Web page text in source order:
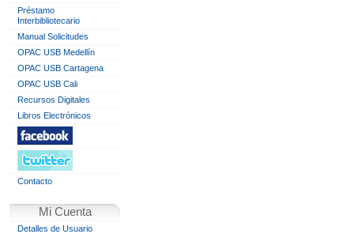
Préstamo
Interbibliotecario
Manual Solicitudes
OPAC USB Medellín
OPAC USB Cartagena
OPAC USB Cali
Recursos Digitales
Libros Electrónicos
Contacto
Mi Cuenta
Detalles de Usuario